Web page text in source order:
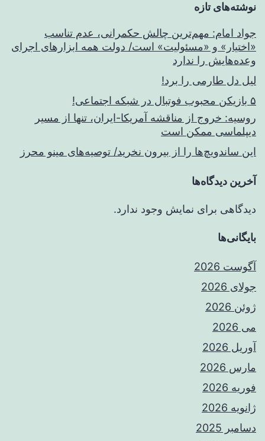
نوشته‌های تازه
جواد امام: مهم‌ترین چالش حکمرانی، عدم تناسب
«اختیار» و «مسئولیت» است/ دولت همه ابزارهای اجرای
وعده‌هایش را ندارد
لیل دل طارمی را برد!
۵ بازیکن محبوب فوتبال در شبکه اجتماعی!
روسیه: خروج از مناقشه آمریکا-ایران، تنها از مسیر
دیپلماسی ممکن است
این ساندویچ‌ها را از بیرون نخرید/ توصیه‌های مینو محرز
آخرین دیدگاه‌ها
دیدگاهی برای نمایش وجود ندارد.
بایگانی‌ها
آگوست 2026
جولای 2026
ژوئن 2026
می 2026
آوریل 2026
مارس 2026
فوریه 2026
ژانویه 2026
دسامبر 2025